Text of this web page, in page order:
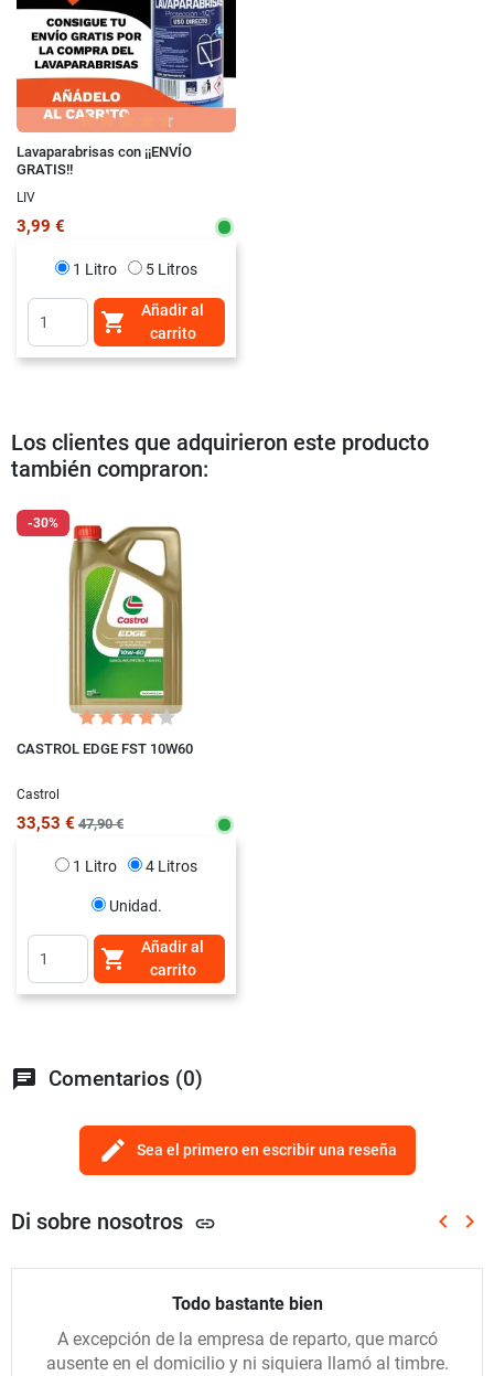
Lavaparabrisas con ¡¡ENVÍO
GRATIS!!
LIV
3,99 €
1 Litro 5 Litros

Añadir al
carrito
Los clientes que adquirieron este producto
también compraron:
-30%
CASTROL EDGE FST 10W60
Castrol
33,53 € 47,90 €
1 Litro 4 Litros
Unidad.

Añadir al
carrito
chat Comentarios (0)
edit Sea el primero en escribir una reseña
Di sobre nosotros link keyboard_arrow_left keyboard_arrow_right
Todo bastante bien
A excepción de la empresa de reparto, que marcó
ausente en el domicilio y ni siquiera llamó al timbre.